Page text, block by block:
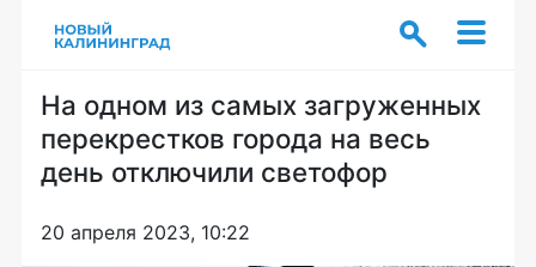
На одном из самых загруженных
перекрестков города на весь
день отключили светофор
20 апреля 2023, 10:22